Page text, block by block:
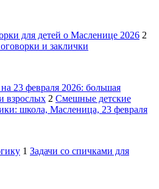
для детей о Масленице 2026 2
и заклички
23 февраля 2026: большая
взрослых 2 Смешные детские
школа, Масленица, 23 февраля
1 Задачи со спичками для